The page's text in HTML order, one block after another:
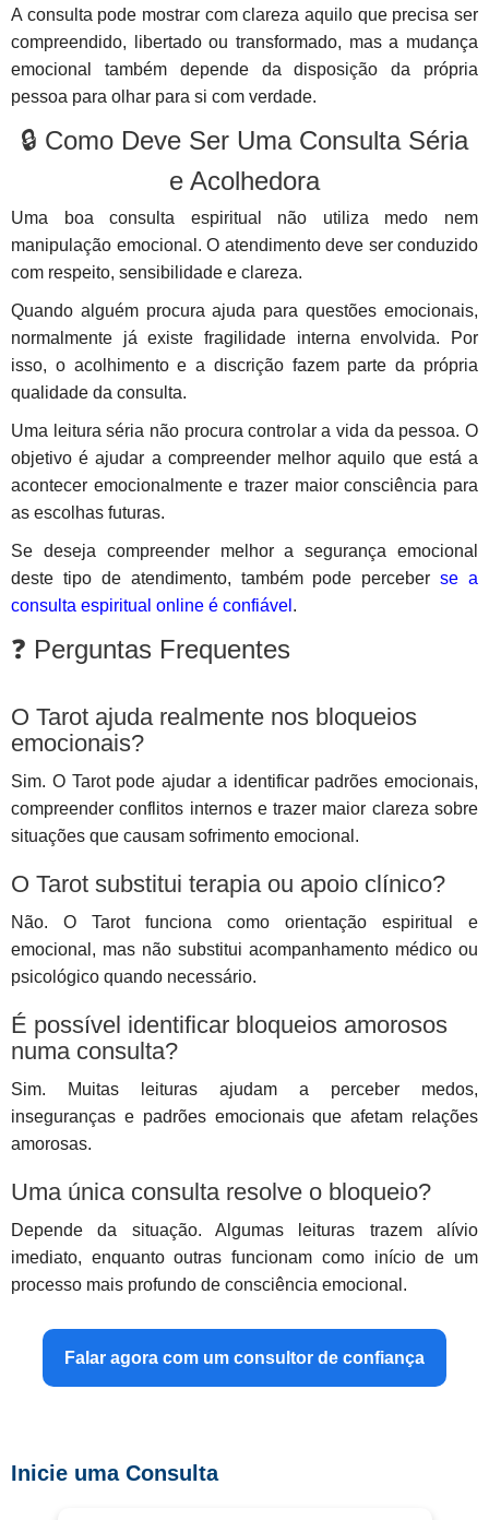
A consulta pode mostrar com clareza aquilo que precisa ser
compreendido, libertado ou transformado, mas a mudança
emocional também depende da disposição da própria
pessoa para olhar para si com verdade.
🔒 Como Deve Ser Uma Consulta Séria
e Acolhedora
Uma boa consulta espiritual não utiliza medo nem
manipulação emocional. O atendimento deve ser conduzido
com respeito, sensibilidade e clareza.
Quando alguém procura ajuda para questões emocionais,
normalmente já existe fragilidade interna envolvida. Por
isso, o acolhimento e a discrição fazem parte da própria
qualidade da consulta.
Uma leitura séria não procura controlar a vida da pessoa. O
objetivo é ajudar a compreender melhor aquilo que está a
acontecer emocionalmente e trazer maior consciência para
as escolhas futuras.
Se deseja compreender melhor a segurança emocional
deste tipo de atendimento, também pode perceberse a
consulta espiritual online é confiável .
❓ Perguntas Frequentes
O Tarot ajuda realmente nos bloqueios
emocionais?
Sim. O Tarot pode ajudar a identificar padrões emocionais,
compreender conflitos internos e trazer maior clareza sobre
situações que causam sofrimento emocional.
O Tarot substitui terapia ou apoio clínico?
Não. O Tarot funciona como orientação espiritual e
emocional, mas não substitui acompanhamento médico ou
psicológico quando necessário.
É possível identificar bloqueios amorosos
numa consulta?
Sim. Muitas leituras ajudam a perceber medos,
inseguranças e padrões emocionais que afetam relações
amorosas.
Uma única consulta resolve o bloqueio?
Depende da situação. Algumas leituras trazem alívio
imediato, enquanto outras funcionam como início de um
processo mais profundo de consciência emocional.
Falar agora com um consultor de confiança
Inicie uma Consulta